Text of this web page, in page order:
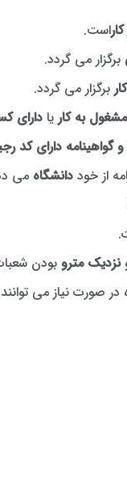
است.
برگزار می گردد.
برگزار می گردد.
مشغول به کار یا دارای
گواهینامه دارای کد
از خود دانشگاه می
نزدیک متروبودن
در صورت نیاز می